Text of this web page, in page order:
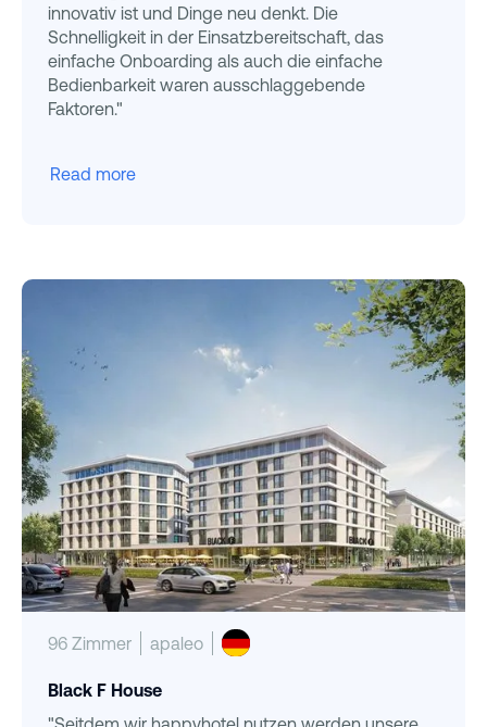
innovativ ist und Dinge neu denkt. Die
Schnelligkeit in der Einsatzbereitschaft, das
einfache Onboarding als auch die einfache
Bedienbarkeit waren ausschlaggebende
Faktoren."
Read more
96 Zimmer apaleo
Black F House